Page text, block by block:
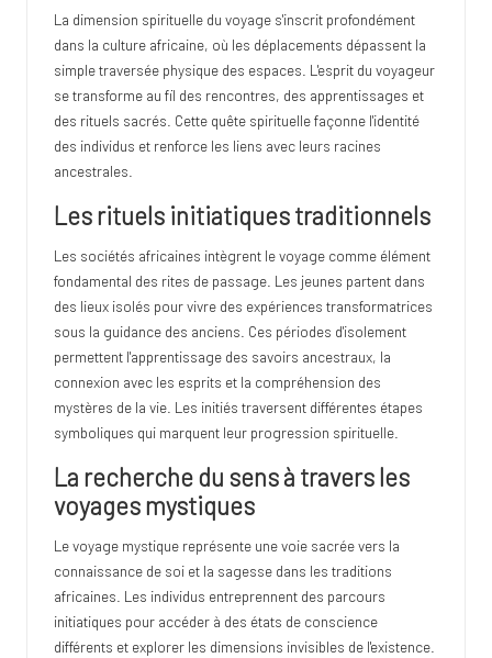
La dimension spirituelle du voyage s'inscrit profondément
dans la culture africaine, où les déplacements dépassent la
simple traversée physique des espaces. L'esprit du voyageur
se transforme au fil des rencontres, des apprentissages et
des rituels sacrés. Cette quête spirituelle façonne l'identité
des individus et renforce les liens avec leurs racines
ancestrales.
Les rituels initiatiques traditionnels
Les sociétés africaines intègrent le voyage comme élément
fondamental des rites de passage. Les jeunes partent dans
des lieux isolés pour vivre des expériences transformatrices
sous la guidance des anciens. Ces périodes d'isolement
permettent l'apprentissage des savoirs ancestraux, la
connexion avec les esprits et la compréhension des
mystères de la vie. Les initiés traversent différentes étapes
symboliques qui marquent leur progression spirituelle.
La recherche du sens à travers les
voyages mystiques
Le voyage mystique représente une voie sacrée vers la
connaissance de soi et la sagesse dans les traditions
africaines. Les individus entreprennent des parcours
initiatiques pour accéder à des états de conscience
différents et explorer les dimensions invisibles de l'existence.